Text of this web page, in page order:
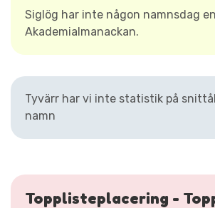
Siglög har inte någon namnsdag
Akademialmanackan.
Tyvärr har vi inte statistik på
namn
Topplisteplacering -